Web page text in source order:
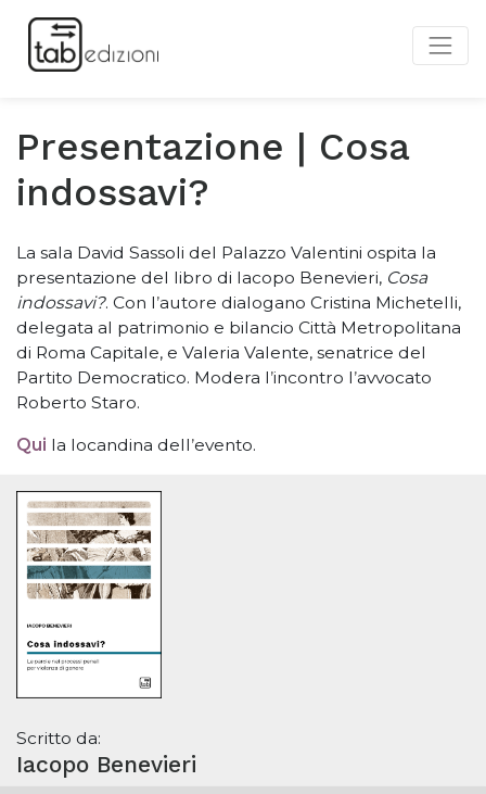
Presentazione | Cosa
indossavi?
La sala David Sassoli del Palazzo Valentini ospita la
presentazione del libro di Iacopo Benevieri, Cosa
indossavi?. Con l’autore dialogano Cristina Michetelli,
delegata al patrimonio e bilancio Città Metropolitana
di Roma Capitale, e Valeria Valente, senatrice del
Partito Democratico. Modera l’incontro l’avvocato
Roberto Staro.
Qui la locandina dell’evento.
Scritto da:
Iacopo Benevieri